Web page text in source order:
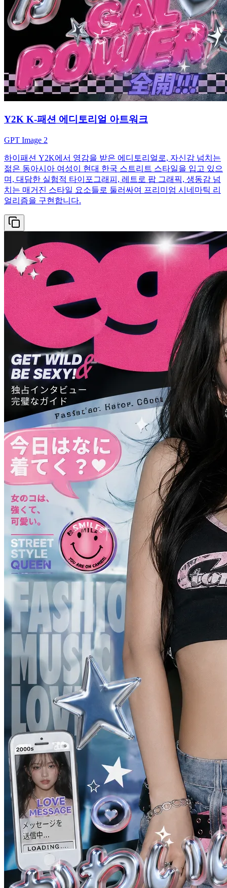
Y2K K-패션 에디토리얼 아트워크
GPT Image 2
하이패션 Y2K에서 영감을 받은 에디토리얼로, 자신감 넘치는
젊은 동아시아 여성이 현대 한국 스트리트 스타일을 입고 있으
며, 대담한 실험적 타이포그래피, 레트로 팝 그래픽, 생동감 넘
치는 매거진 스타일 요소들로 둘러싸여 프리미엄 시네마틱 리
얼리즘을 구현합니다.